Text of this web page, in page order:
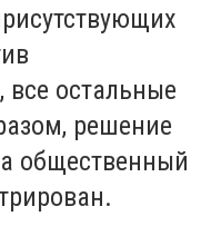
остальные
решение
общественный